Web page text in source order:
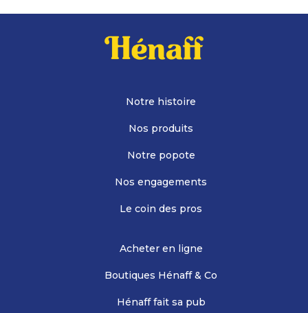
Notre histoire
Nos produits
Notre popote
Nos engagements
Le coin des pros
Acheter en ligne
Boutiques Hénaff & Co
Hénaff fait sa pub